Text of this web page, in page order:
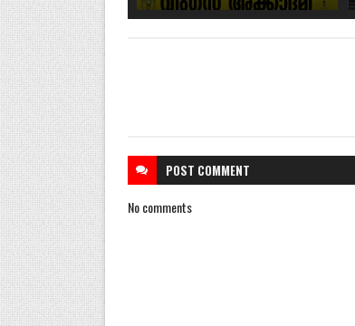
POST COMMENT
No comments